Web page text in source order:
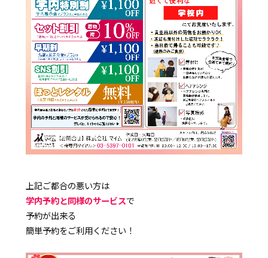
上記ご都合の悪い方は
学内予約と同様のサービスで
予約が出来る
簡単予約をご利用ください！